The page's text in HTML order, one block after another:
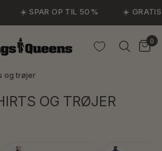
☀️ SPAR OP TIL 50% ☀️ GRATIS
0
og trøjer
OG TRØJER